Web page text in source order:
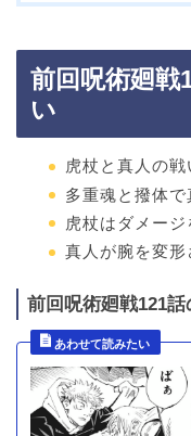
前回呪術廻戦
い
虎杖と真人の戦
多重魂と撥体
虎杖はダメー
真人が腕を変
前回呪術廻戦121